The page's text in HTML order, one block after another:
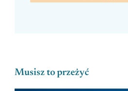
Musisz to przeżyć